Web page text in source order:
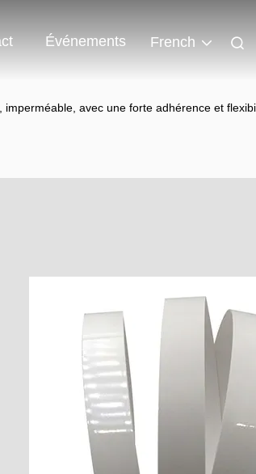
Événements French
avec une forte adhérence et